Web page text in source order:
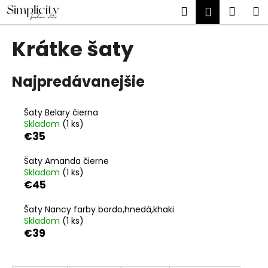
Prejsť
na
obsah
Hľadať
Krátke šaty
Najpredávanejšie
Šaty Belary čierna
Skladom (1 ks)
€35
Šaty Amanda čierne
Skladom (1 ks)
€45
Šaty Nancy farby bordo,hnedá,khaki
Skladom (1 ks)
€39
K
o
o